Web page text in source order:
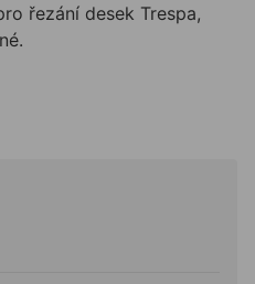
řezání desek Trespa,